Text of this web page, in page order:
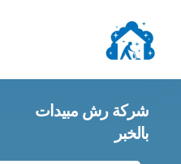
شركة رش مبيدات
بالخبر